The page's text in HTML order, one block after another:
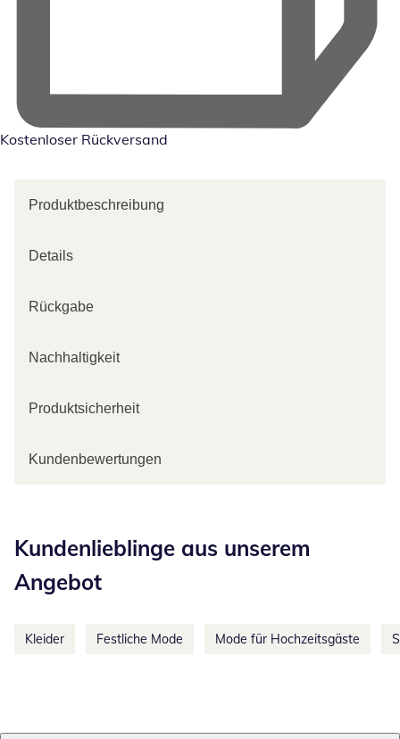
Kostenloser Rückversand
Produktbeschreibung
Details
Rückgabe
Nachhaltigkeit
Produktsicherheit
Kundenbewertungen
Kundenlieblinge aus unserem
Angebot
Kleider Festliche Mode Mode für Hochzeitsgäste